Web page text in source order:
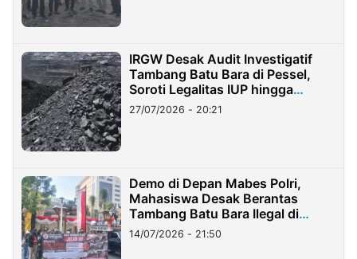
IRGW Desak Audit Investigatif
Tambang Batu Bara di Pessel,
Soroti Legalitas IUP hingga
Stockpile
27/07/2026 - 20:21
Demo di Depan Mabes Polri,
Mahasiswa Desak Berantas
Tambang Batu Bara Ilegal di
Lampung
14/07/2026 - 21:50